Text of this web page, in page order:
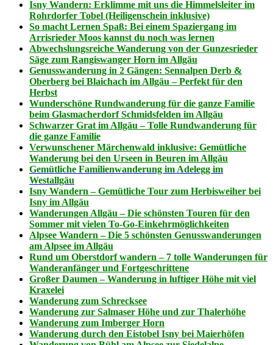
Isny Wandern: Erklimme mit uns die Himmelsleiter im
Rohrdorfer Tobel (Heiligenschein inklusive)
So macht Lernen Spaß: Bei einem Spaziergang im
Arrisrieder Moos kannst du noch was lernen
Abwechslungsreiche Wanderung von der Gunzesrieder
Säge zum Rangiswanger Horn im Allgäu
Genusswanderung in 2 Gängen: Sennalpen Derb &
Oberberg bei Blaichach im Allgäu – Perfekt für den
Herbst
Wunderschöne Rundwanderung für die ganze Familie
beim Glasmacherdorf Schmidsfelden im Allgäu
Schwarzer Grat im Allgäu – Tolle Rundwanderung für
die ganze Familie
Verwunschener Märchenwald inklusive: Gemütliche
Wanderung bei den Urseen in Beuren im Allgäu
Gemütliche Familienwanderung im Adelegg im
Westallgäu
Isny Wandern – Gemütliche Tour zum Herbisweiher bei
Isny im Allgäu
Wanderungen Allgäu – Die schönsten Touren für den
Sommer mit vielen To-Go-Einkehrmöglichkeiten
Alpsee Wandern – Die 5 schönsten Genusswanderungen
am Alpsee im Allgäu
Rund um Oberstdorf wandern – 7 tolle Wanderungen für
Wanderanfänger und Fortgeschrittene
Großer Daumen – Wanderung in luftiger Höhe mit viel
Kraxelei
Wanderung zum Schrecksee5
leichte
Wanderungen
im
Wanderung zur Salmaser Höhe und zur Thalerhöhe
Wanderung zum Imberger Horn
Wanderung durch den Eistobel Isny bei Maierhöfen